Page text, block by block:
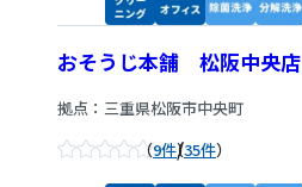
おそうじ本舗 松阪中央店
拠点：三重県松阪市中央町
9件/35件